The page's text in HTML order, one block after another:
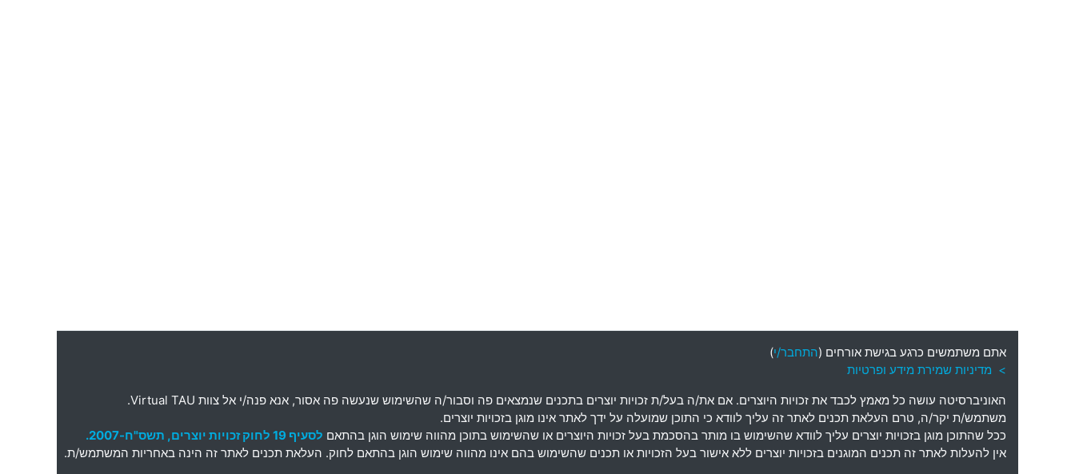
אתם משתמשים כרגע בגישת אורחים (התחבר/י)
> מדיניות שמירת מידע ופרטיות
האוניברסיטה עושה כל מאמץ לכבד את זכויות היוצרים. אם את/ה בעל/ת זכויות יוצרים בתכנים שנמצאים פה וסבור/ה שהשימוש שנעשה פה אסור, אנא פנה/י אל צוות Virtual TAU.
משתמש/ת יקר/ה, טרם העלאת תכנים לאתר זה עליך לוודא כי התוכן שמועלה על ידך לאתר אינו מוגן בזכויות יוצרים.
ככל שהתוכן מוגן בזכויות יוצרים עליך לוודא שהשימוש בו מותר בהסכמת בעל זכויות היוצרים או שהשימוש בתוכן מהווה שימוש הוגן בהתאם לסעיף 19 לחוק זכויות יוצרים, תשס"ח-2007.
אין להעלות לאתר זה תכנים המוגנים בזכויות יוצרים ללא אישור בעל הזכויות או תכנים שהשימוש בהם אינו מהווה שימוש הוגן בהתאם לחוק. העלאת תכנים לאתר זה הינה באחריות המשתמש/ת.